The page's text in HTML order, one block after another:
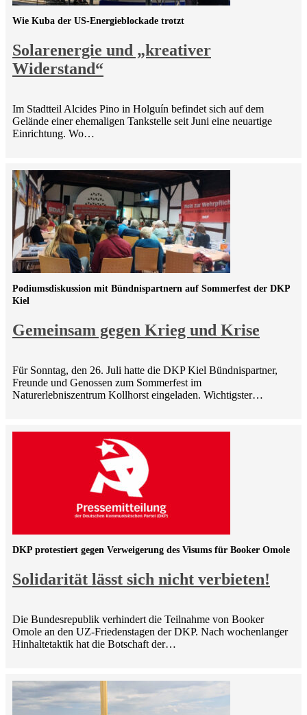
Solarenergie und „kreativer
Widerstand“
Wie Kuba der US-Energieblockade trotzt
Im Stadtteil Alcides Pino in Holguín befindet sich auf dem
Gelände einer ehemaligen Tankstelle seit Juni eine neuartige
Einrichtung. Wo…
Gemeinsam gegen Krieg und Krise
Podiumsdiskussion mit Bündnispartnern auf Sommerfest der DKP
Kiel
Für Sonntag, den 26. Juli hatte die DKP Kiel Bündnispartner,
Freunde und Genossen zum Sommerfest im
Naturerlebniszentrum Kollhorst eingeladen. Wichtigster…
Solidarität lässt sich nicht verbieten!
DKP protestiert gegen Verweigerung des Visums für Booker Omole
Die Bundesrepublik verhindert die Teilnahme von Booker
Omole an den UZ-Friedenstagen der DKP. Nach wochenlanger
Hinhaltetaktik hat die Botschaft der…